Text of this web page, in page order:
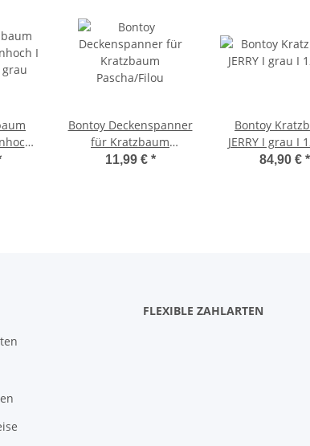
I
Bontoy Deckenspanner
für Kratzbaum
Pascha/Filou
11,99 € *
Bontoy
JERRY I grau I
84,90 € *
FLEXIBLE ZAHLARTEN